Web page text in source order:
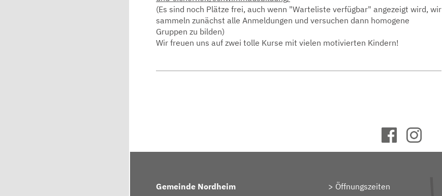
(Es sind noch Plätze frei, auch wenn "Warteliste verfügbar" angezeigt wird, wir
sammeln zunächst alle Anmeldungen und versuchen dann homogene
Gruppen zu bilden)
Wir freuen uns auf zwei tolle Kurse mit vielen motivierten Kindern!
Gemeinde Nordheim
Öffnungszeiten